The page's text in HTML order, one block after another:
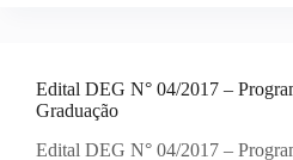
Edital DEG N° 04/2017 –
Graduação
Edital DEG N° 04/2017 –